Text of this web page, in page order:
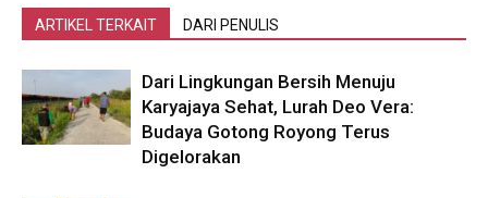
ARTIKEL TERKAIT DARI PENULIS
Dari Lingkungan Bersih Menuju
Karyajaya Sehat, Lurah Deo Vera:
Budaya Gotong Royong Terus
Digelorakan